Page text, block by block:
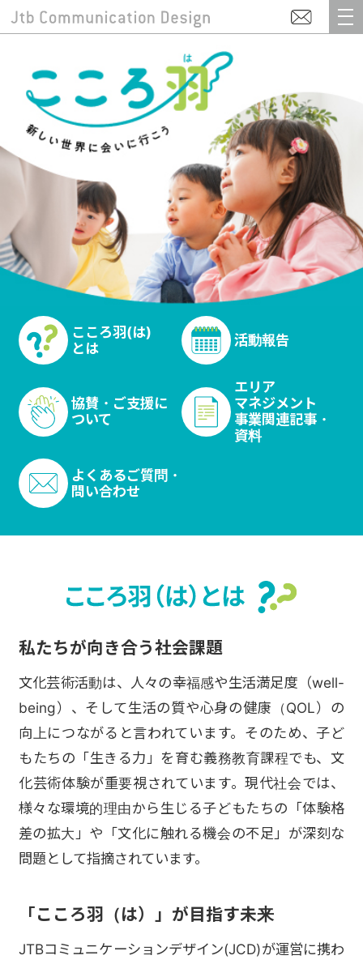
こころ羽(は)
とは
活動報告
協賛・ご支援に
ついて
エリア
マネジメント
事業関連記事・
資料
よくあるご質問・
問い合わせ
私たちが向き合う社会課題
文化芸術活動は、人々の幸福感や生活満足度（well-
being）、そして生活の質や心身の健康（QOL）の
向上につながると言われています。そのため、子ど
もたちの「生きる力」を育む義務教育課程でも、文
化芸術体験が重要視されています。現代社会では、
様々な環境的理由から生じる子どもたちの「体験格
差の拡大」や「文化に触れる機会の不足」が深刻な
問題として指摘されています。
「こころ羽（は）」が目指す未来
JTBコミュニケーションデザイン(JCD)が運営に携わ